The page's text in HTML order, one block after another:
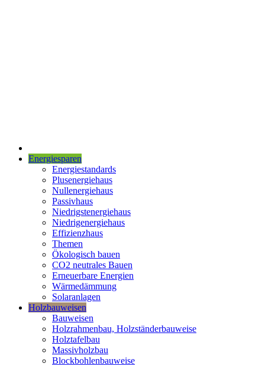
Energiesparen
Energiestandards
Plusenergiehaus
Nullenergiehaus
Passivhaus
Niedrigstenergiehaus
Niedrigenergiehaus
Effizienzhaus
Themen
Ökologisch bauen
CO2 neutrales Bauen
Erneuerbare Energien
Wärmedämmung
Solaranlagen
Holzbauweisen
Bauweisen
Holzrahmenbau, Holzständerbauweise
Holztafelbau
Massivholzbau
Blockbohlenbauweise